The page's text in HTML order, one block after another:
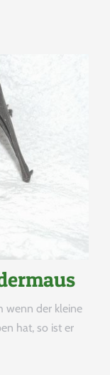
wenn der kleine
hat, so ist er